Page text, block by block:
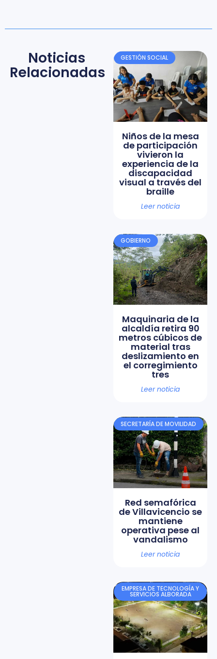
Noticias
Relacionadas
GESTIÓN SOCIAL
Niños de la mesa
de participación
vivieron la
experiencia de la
discapacidad
visual a través del
braille
Leer noticia
GOBIERNO
Maquinaria de la
alcaldía retira 90
metros cúbicos de
material tras
deslizamiento en
el corregimiento
tres
Leer noticia
SECRETARÍA DE MOVILIDAD
Red semafórica
de Villavicencio se
mantiene
operativa pese al
vandalismo
Leer noticia
EMPRESA DE TECNOLOGÍA Y
SERVICIOS ALBORADA